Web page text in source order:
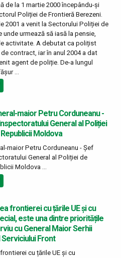
de la 1 martie 2000 începându-și
Poliției de Frontieră Berezeni.
2001 a venit la Sectorului Poliției de
unde urmează să iasă la pensie,
activitate. A debutat ca polițist
contract‚ iar în anul 2004 a dat
agent de poliție. De-a lungul
...
maior Petru Corduneanu -
General al Poliției
Moldova
maior Petru Corduneanu - Șef
General al Poliției de
Moldova ...
frontierei cu țările UE și cu
este una dintre prioritățile
cu General Maior Serhii
Front
cu țările UE și cu